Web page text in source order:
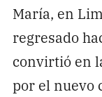
SÍGUENOS
María, en
regresado
convirtió en
por el nuevo